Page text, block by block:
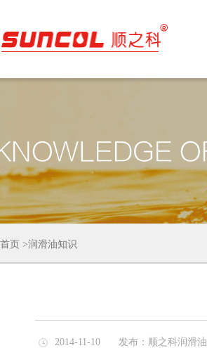
首页 >润滑油知识
2014-11-10 发布：顺之科润滑油